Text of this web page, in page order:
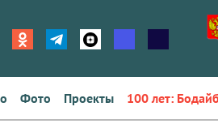
Фото Проекты 100 лет: